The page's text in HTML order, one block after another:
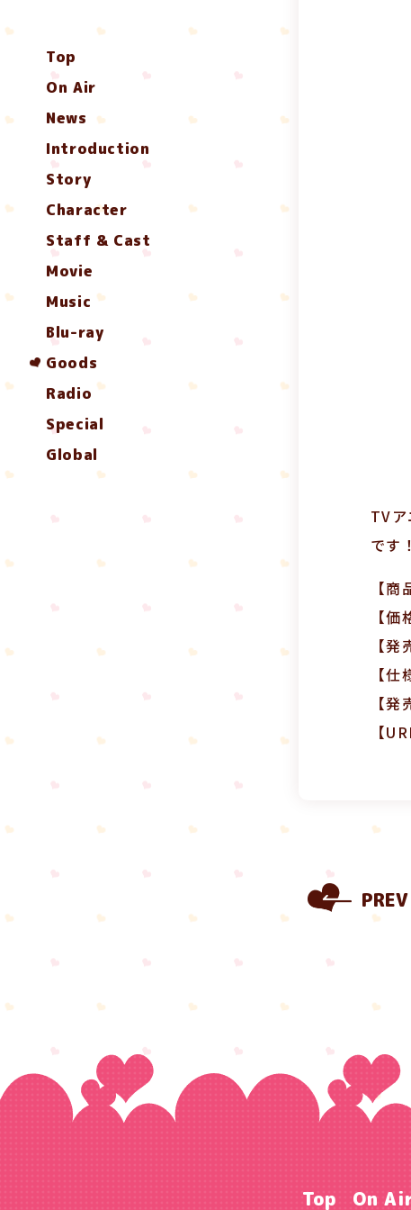
Top
On Air
News
Introduction
Story
Character
Staff & Cast
Movie
Music
Blu-ray
Goods
Radio
Special
Global
TV
です！
【
【
【
【
【
【
PREV
Top On